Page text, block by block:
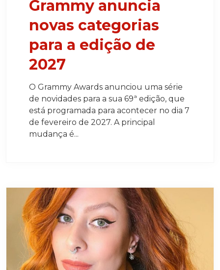
Grammy anuncia
novas categorias
para a edição de
2027
O Grammy Awards anunciou uma série
de novidades para a sua 69ª edição, que
está programada para acontecer no dia 7
de fevereiro de 2027. A principal
mudança é...